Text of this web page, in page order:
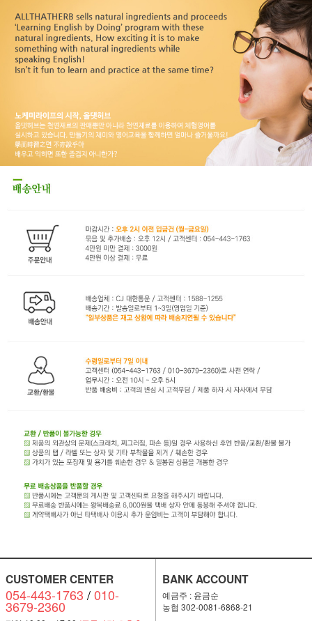
CUSTOMER CENTER
054-443-1763 /010-
3679-2360
BANK ACCOUNT
예금주 : 윤금순
농협 302-0081-6868-21